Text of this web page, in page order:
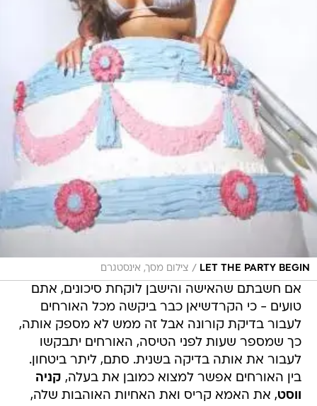
LET THE PARTY BEGIN
/ צילום מסך, אינסטגרם
אם חשבתם שהאישה והישבן לוקחת סיכונים, אתם
טועים - כי הקרדשיאן כבר ביקשה מכל האורחים
לעבור בדיקת קורונה אבל זה ממש לא מספק אותה,
כך שמספר שעות לפני הטיסה, האורחים יתבקשו
לעבור את אותה בדיקה בשנית. סתם, ליתר ביטחון.
בין האורחים אפשר למצוא כמובן את בעלה, קניה
ווסט, את האמא קריס ואת האחיות האוהבות שלה,